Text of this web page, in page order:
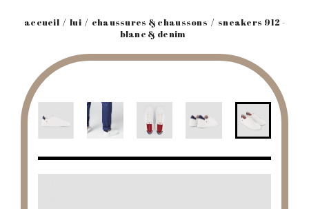
accueil lui chaussures & chaussons
sneakers 912 -
blanc & denim